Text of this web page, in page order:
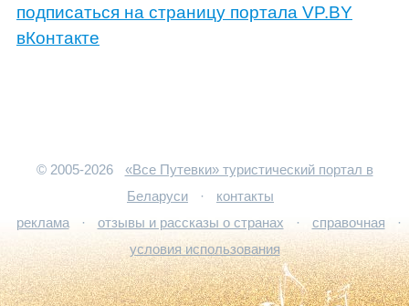
подписаться на страницу портала VP.BY
вКонтакте
© 2005-2026
«Все Путевки» туристический портал в
Беларуси
·
контакты
реклама
· отзывы и рассказы о странах · справочная
·
условия использования